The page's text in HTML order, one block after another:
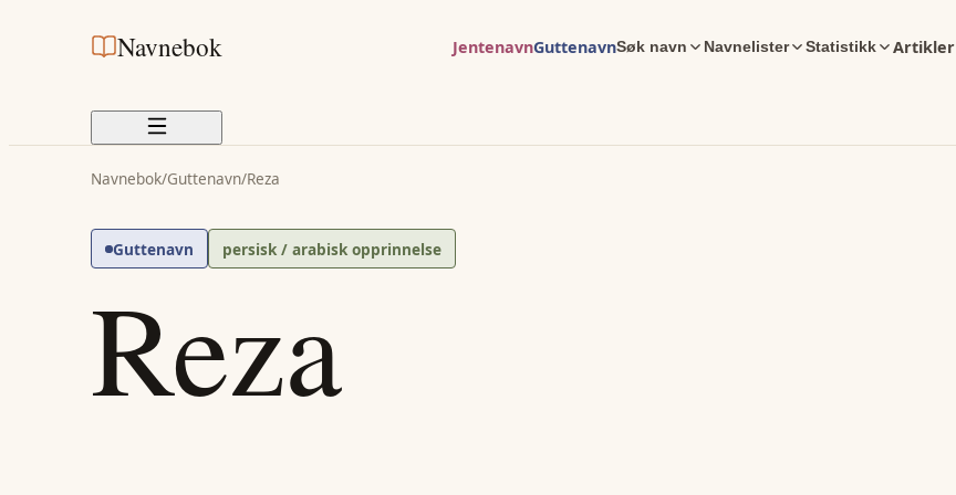
Navnebok JentenavnGuttenavnSøk navn Navnelister Statistikk Artikler
Navnebok/Guttenavn/Reza
Guttenavn persisk / arabisk opprinnelse
Reza